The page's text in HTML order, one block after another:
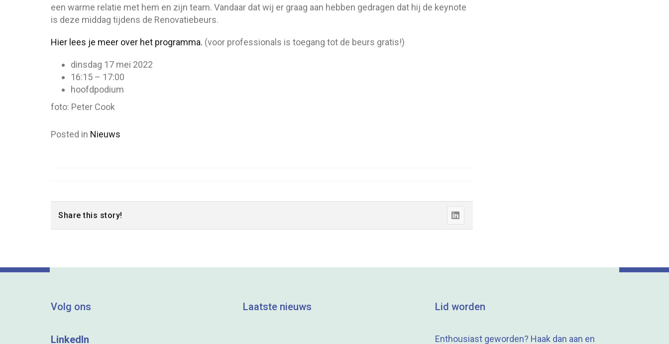
een warme relatie met hem en zijn team. Vandaar dat wij er graag aan hebben gedragen dat hij de keynote
is deze middag tijdens de Renovatiebeurs.
Hier lees je meer over het programma. (voor professionals is toegang tot de beurs gratis!)
dinsdag 17 mei 2022
16:15 – 17:00
hoofdpodium
foto: Peter Cook
Posted in Nieuws
Share this story!
"Wolfgang
keynote
Renovatiebeurs
on
Volg ons
LinkedIn
Laatste nieuws Lid worden
Enthousiast geworden? Haak dan aan en